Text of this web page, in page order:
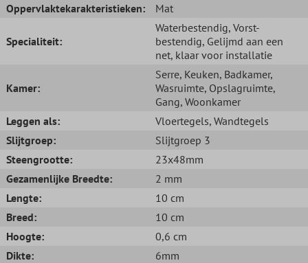
Oppervlaktekarakteristieken:
Mat
Specialiteit:
Waterbestendig, Vorst-
bestendig, Gelijmd aan een
net, klaar voor installatie
Kamer:
Serre, Keuken, Badkamer,
Wasruimte, Opslagruimte,
Gang, Woonkamer
Leggen als:
Vloertegels, Wandtegels
Slijtgroep:
Slijtgroep 3
Steengrootte:
23x48mm
Gezamenlijke Breedte:
2 mm
Lengte:
10 cm
Breed:
10 cm
Hoogte:
0,6 cm
Dikte:
6mm